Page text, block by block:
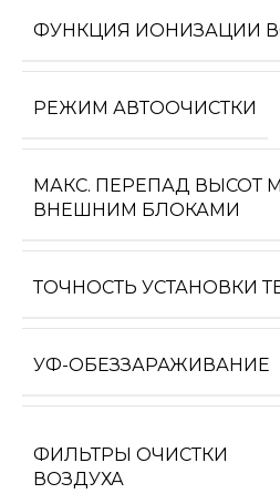
ФУНКЦИЯ ИОНИЗАЦИИ
РЕЖИМ АВТООЧИСТКИ
МАКС. ПЕРЕПАД ВЫСОТ
ВНЕШНИМ БЛОКАМИ
ТОЧНОСТЬ УСТАНОВКИ
УФ-ОБЕЗЗАРАЖИВАНИЕ
ФИЛЬТРЫ ОЧИСТКИ
ВОЗДУХА